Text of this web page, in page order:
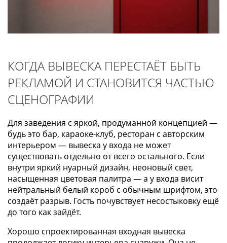
КОГДА ВЫВЕСКА ПЕРЕСТАЁТ БЫТЬ
РЕКЛАМОЙ И СТАНОВИТСЯ ЧАСТЬЮ
СЦЕНОГРАФИИ
Для заведения с яркой, продуманной концепцией —
будь это бар, караоке-клуб, ресторан с авторским
интерьером — вывеска у входа не может
существовать отдельно от всего остального. Если
внутри яркий нуарный дизайн, неоновый свет,
насыщенная цветовая палитра — а у входа висит
нейтральный белый короб с обычным шрифтом, это
создаёт разрыв. Гость почувствует несостыковку ещё
до того как зайдёт.
Хорошо спроектированная входная вывеска